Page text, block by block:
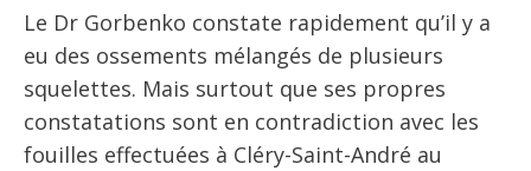
Le Dr Gorbenko constate rapidement qu’il y a
eu des ossements mélangés de plusieurs
squelettes. Mais surtout que ses propres
constatations sont en contradiction avec les
fouilles effectuées à Cléry-Saint-André au